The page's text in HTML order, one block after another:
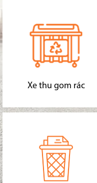
Xe thu gom rác